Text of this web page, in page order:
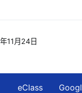
11月24日
eClass